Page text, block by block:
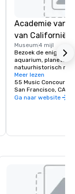
Academie van
van Californië
Museum4 mijl
Bezoek de enige
aquarium,
natuurhistorisch
onder één levend
Meer lezen
55 Music Concourse
San Francisco, CA
Ga naar website